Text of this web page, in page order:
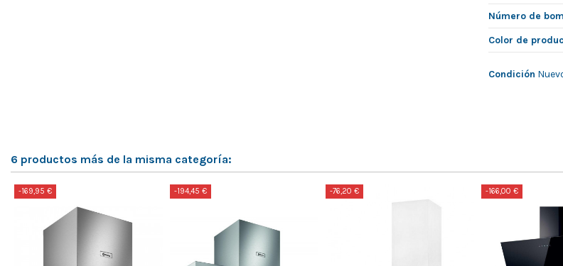
Número de
Color de
Condición
6 productos más de la misma categoría:
-169,95 € -194,45 € -76,20 € -166,00 €